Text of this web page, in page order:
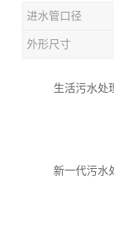
进水管口径
外形尺寸
生活污水处
新一代污水